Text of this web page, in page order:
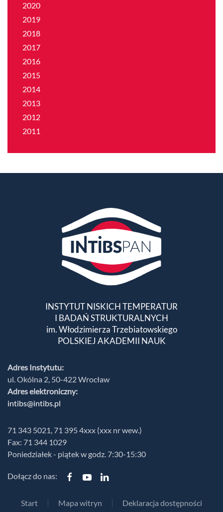
2020
2019
2018
2017
2016
2015
2014
2013
2012
2011
INSTYTUT NISKICH TEMPERATUR
I BADAŃ STRUKTURALNYCH
im. Włodzimierza Trzebiatowskiego
POLSKIEJ AKADEMII NAUK
Adres Instytutu:
ul. Okólna 2, 50-422 Wrocław
Adres elektroniczny:
intibs@intibs.pl
71 343 5021, 71 395 4xxx (xxx nr wew.)
Fax: 71 344 1029
Poniedziałek - piątek w godz. 7:30-15:30
Dołącz do nas:
Start Mapa witryn Deklaracja dostępności